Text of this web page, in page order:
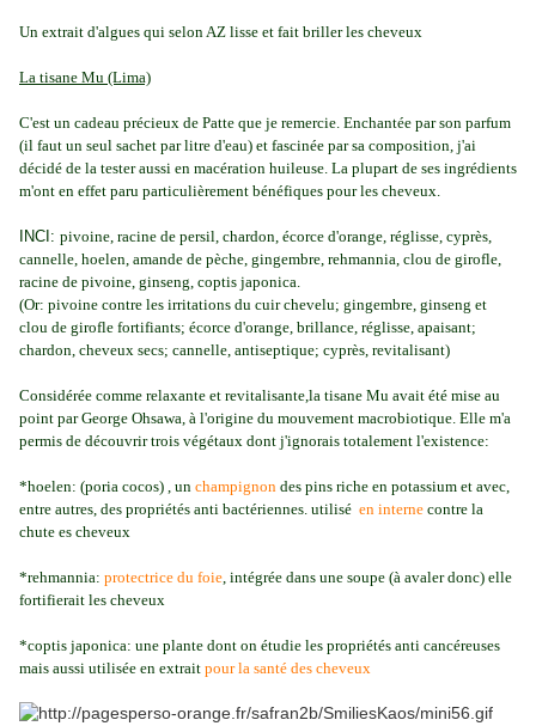
Un extrait d'algues qui selon AZ lisse et fait briller les cheveux
La tisane Mu (Lima)
C'est un cadeau précieux de Patte que je remercie. Enchantée par son parfum
(il faut un seul sachet par litre d'eau) et fascinée par sa composition, j'ai
décidé de la tester aussi en macération huileuse. La plupart de ses ingrédients
m'ont en effet paru particulièrement bénéfiques pour les cheveux.
INCI: pivoine, racine de persil, chardon, écorce d'orange, réglisse, cyprès,
cannelle, hoelen, amande de pèche, gingembre, rehmannia, clou de girofle,
racine de pivoine, ginseng, coptis japonica.
(Or: pivoine contre les irritations du cuir chevelu; gingembre, ginseng et
clou de girofle fortifiants; écorce d'orange, brillance, réglisse, apaisant;
chardon, cheveux secs; cannelle, antiseptique; cyprès, revitalisant)
Considérée comme relaxante et revitalisante,la tisane Mu avait été mise au
point par George Ohsawa, à l'origine du mouvement macrobiotique. Elle m'a
permis de découvrir trois végétaux dont j'ignorais totalement l'existence:
*hoelen: (poria cocos) , un champignon des pins riche en potassium et avec,
entre autres, des propriétés anti bactériennes. utilisé en interne contre la
chute es cheveux
*rehmannia: protectrice du foie, intégrée dans une soupe (à avaler donc) elle
fortifierait les cheveux
*coptis japonica: une plante dont on étudie les propriétés anti cancéreuses
mais aussi utilisée en extrait pour la santé des cheveux